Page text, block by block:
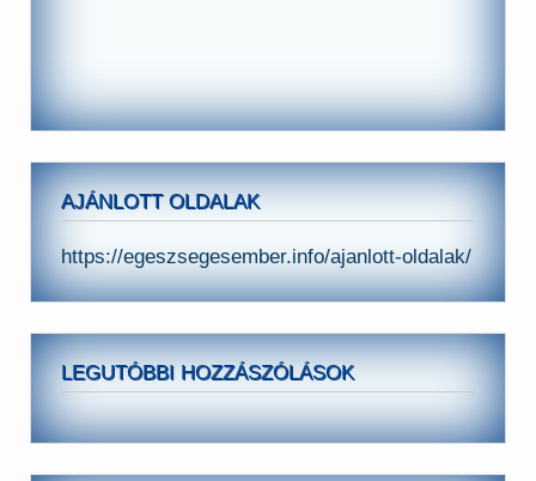
AJÁNLOTT OLDALAK
https://egeszsegesember.info/ajanlott-oldalak/
LEGUTÓBBI HOZZÁSZÓLÁSOK